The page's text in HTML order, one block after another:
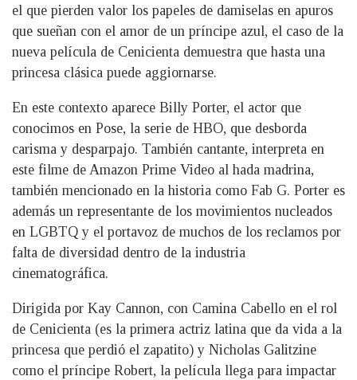
el que pierden valor los papeles de damiselas en apuros
que sueñan con el amor de un príncipe azul, el caso de la
nueva película de Cenicienta demuestra que hasta una
princesa clásica puede aggiornarse.
En este contexto aparece Billy Porter, el actor que
conocimos en Pose, la serie de HBO, que desborda
carisma y desparpajo. También cantante, interpreta en
este filme de Amazon Prime Video al hada madrina,
también mencionado en la historia como Fab G. Porter es
además un representante de los movimientos nucleados
en LGBTQ y el portavoz de muchos de los reclamos por
falta de diversidad dentro de la industria
cinematográfica.
Dirigida por Kay Cannon, con Camina Cabello en el rol
de Cenicienta (es la primera actriz latina que da vida a la
princesa que perdió el zapatito) y Nicholas Galitzine
como el príncipe Robert, la película llega para impactar